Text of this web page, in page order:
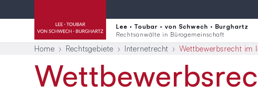
Lee · Toubar · von Schwech · Burghartz
Rechtsanwälte in Bürogemeinschaft
Home Rechtsgebiete Internetrecht Wettbewerbsrecht im